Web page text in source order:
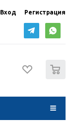
Вход Регистрация